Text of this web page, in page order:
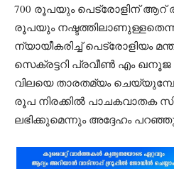
700 രൂപയും പെട്രോളിന് ആറ്
രൂപയും
ന്യായീകരിച്ച്
സെക്രട്ടറി പ്രവീണ്‍ എം ഖനൂജ
വിലയെ താരതമ്യം
രൂപ നിരക്കില്‍ പാചകവാതക
ലഭിക്കുമെന്നും അദ്ദേഹം